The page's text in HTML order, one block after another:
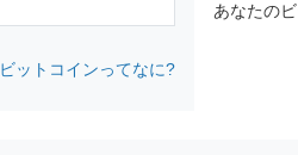
ビットコインってなに?
あなたの